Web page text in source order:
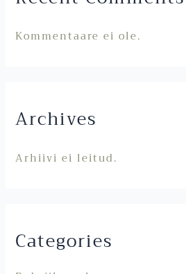
Kommentaare ei ole.
Archives
Arhiivi ei leitud.
Categories